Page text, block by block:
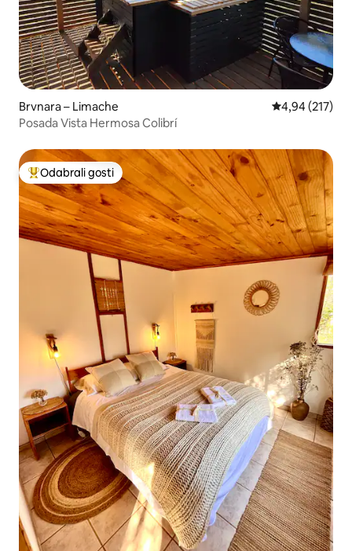
Brvnara – Limache Prosječna
4,94 (217)
Posada Vista Hermosa Colibrí
Među najviše rangiranima s oznakom „Odabrali gosti”
Odabrali gosti